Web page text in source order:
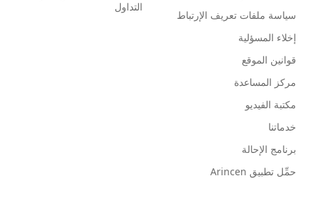
سياسة ملفات تعريف الإرتباط
إخلاء المسؤلية
قوانين الموقع
مركز المساعدة
مكتبة الفيديو
خدماتنا
برنامج الإحالة
حمِّل تطبيق Arincen
التداول